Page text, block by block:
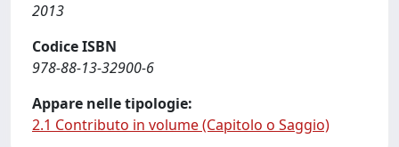
2013
Codice ISBN
978-88-13-32900-6
Appare nelle tipologie:
2.1 Contributo in volume (Capitolo o Saggio)